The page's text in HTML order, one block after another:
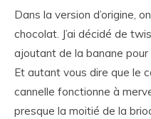
Dans la version d’origine,
chocolat. J’ai décidé de
ajoutant de la banane
Et autant vous dire que le
cannelle fonctionne à
presque la moitié de la